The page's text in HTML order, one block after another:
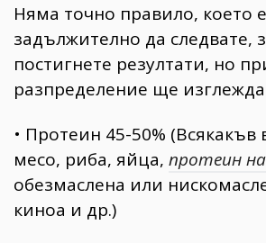
Няма точно правило, което
задължително да следвате,
постигнете резултати, но
разпределение ще изглежда
• Протеин 45-50% (Всякакъв
месо, риба, яйца, протеин
обезмаслена или
киноа и др.)